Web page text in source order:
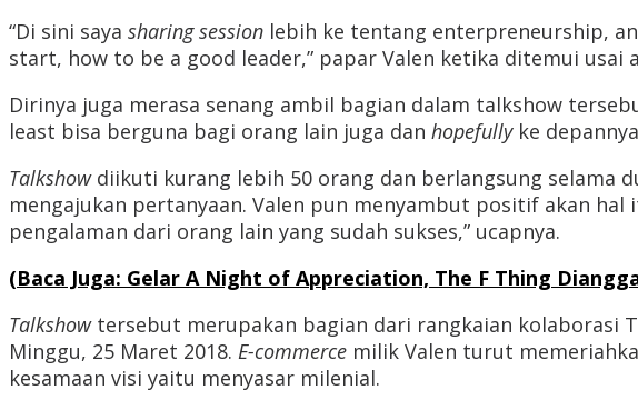
“Di sini saya sharing session lebih ke tentang enterpreneurship,
start, how to be a good leader,” papar Valen ketika ditemui usai
Dirinya juga merasa senang ambil bagian dalam talkshow
least bisa berguna bagi orang lain juga dan hopefullyke
Talkshow diikuti kurang lebih 50 orang dan berlangsung selama
mengajukan pertanyaan. Valen pun menyambut positif akan
pengalaman dari orang lain yang sudah sukses,” ucapnya.
(Baca Juga: Gelar A Night of Appreciation, The F Thing
Talkshowtersebut merupakan bagian dari rangkaian kolaborasi
Minggu, 25 Maret 2018. E-commerce milik Valen turut
kesamaan visi yaitu menyasar milenial.